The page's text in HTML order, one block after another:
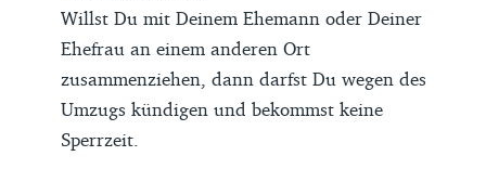
Willst Du mit Deinem Ehemann oder Deiner
Ehefrau an einem anderen Ort
zusammenziehen, dann darfst Du wegen des
Umzugs kündigen und bekommst keine
Sperrzeit.